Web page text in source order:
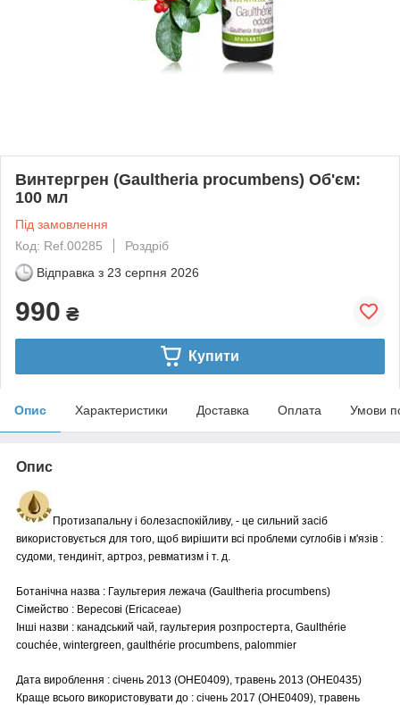
Винтергрен (Gaultheria procumbens) Об'єм:
100 мл
Під замовлення
Код: Ref.00285
Роздріб
Відправка з 23 серпня 2026
990 ₴
Купити
Опис Характеристики Доставка Оплата Умови
Опис
Протизапальну і болезаспокійливу, - це сильний засіб
використовується для того, щоб вирішити всі проблеми суглобів і м'язів :
судоми, тендиніт, артроз, ревматизм і т. д.
Ботанічна назва : Гаультерия лежача (Gaultheria procumbens)
Сімейство : Вересові (Ericaceae)
Інші назви : канадський чай, гаультерия розпростерта, Gaulthérie
couchée, wintergreen, gaulthérie procumbens, palommier
Дата вироблення : січень 2013 (OHE0409), травень 2013 (OHE0435)
Краще всього використовувати до : січень 2017 (OHE0409), травень